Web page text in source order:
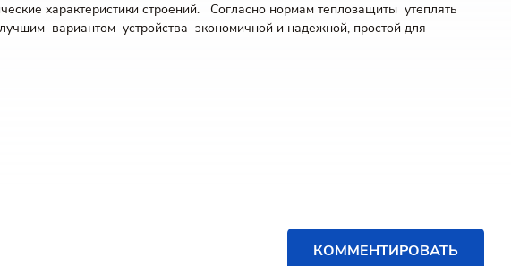
характеристики строений. Согласно нормам теплозащиты утеплять
вариантом устройства экономичной и надежной, простой для
КОММЕНТИРОВАТЬ